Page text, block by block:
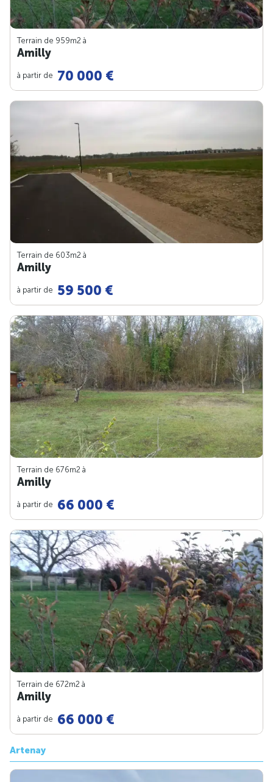
Terrain de 959m2 à
Amilly
à partir de 70 000 €
Terrain de 603m2 à
Amilly
à partir de 59 500 €
Terrain de 676m2 à
Amilly
à partir de 66 000 €
Terrain de 672m2 à
Amilly
à partir de 66 000 €
Artenay